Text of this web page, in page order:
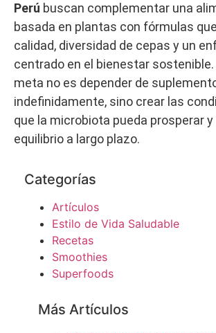
Perú buscan complementar una
basada en plantas con fórmulas
calidad, diversidad de cepas y un
centrado en el bienestar sostenible.
meta no es depender de
indefinidamente, sino crear las
que la microbiota pueda prosperar
equilibrio a largo plazo.
Categorías
Artículos
Estilo de Vida Saludable
Recetas
Smoothies
Superfoods
Más Artículos